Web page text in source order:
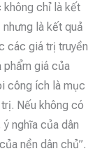
không chỉ là kết
là kết quả
các giá trị truyền
phẩm giá của
công ích là mục
Nếu không có
nghĩa của dân
nền dân chủ”.